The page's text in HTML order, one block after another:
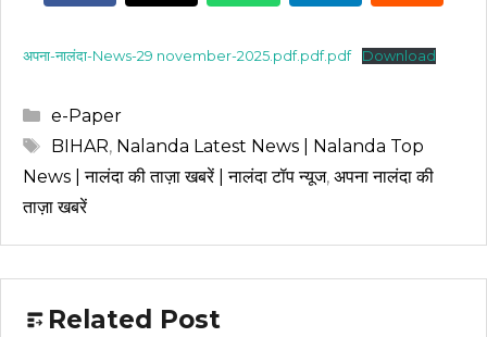
अपना-नालंदा-News-29 november-2025.pdf.pdf.pdf Download
Categories
e-Paper
Tags
BIHAR, Nalanda Latest News | Nalanda Top
News | नालंदा की ताज़ा खबरें | नालंदा टॉप न्यूज, अपना नालंदा की
ताज़ा खबरें
Related Post